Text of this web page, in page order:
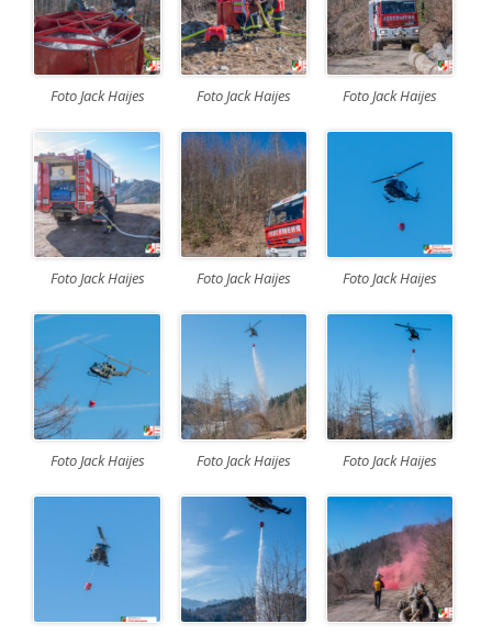
Foto Jack Haijes Foto Jack Haijes Foto Jack Haijes
Foto Jack Haijes Foto Jack Haijes Foto Jack Haijes
Foto Jack Haijes Foto Jack Haijes Foto Jack Haijes